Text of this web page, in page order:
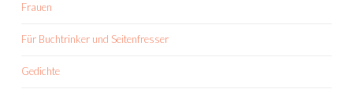
Frauen
Für Buchtrinker und Seitenfresser
Gedichte